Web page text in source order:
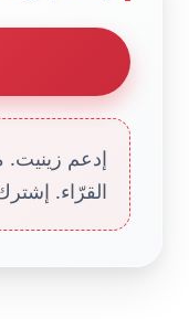
إدعم زينيت.
القرّاء.